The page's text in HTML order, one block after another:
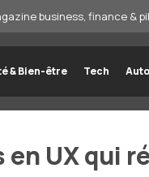
business, finance &
& Bien-être Tech Auto
UX qui